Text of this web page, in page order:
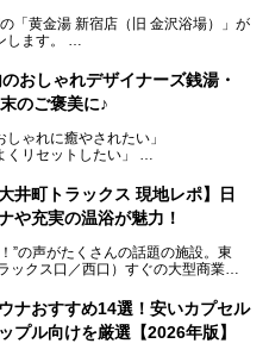
「黄金湯 新宿店（旧 金沢浴場）」が
します。
クなタイル絵はそのまま、昔からここ
新しく足を運んでくれる人にも愛され
して生まれ変わりました。洞窟のよ
登場したスポットも併せて紹介しま
るのに、基本の入浴料が銭湯価格の5
おしゃれデザイナーズ銭湯・
のご褒美に♪
しゃれに癒やされたい」
くリセットしたい」
タイルの銭湯です。
「デザイナーズ銭湯」や「ネオ銭
れらがどんな銭湯なのか、その気に
を、おすすめの順番で一挙にご紹介
井町トラックス 現地レポ】日
や充実の温浴が魅力！
”の声がたくさんの話題の施設。東
ックス口／西口）すぐの大型商業施
がニューオープン。施設の様子をレ
ナおすすめ14選！安いカプセル
プル向けを厳選【2026年版】